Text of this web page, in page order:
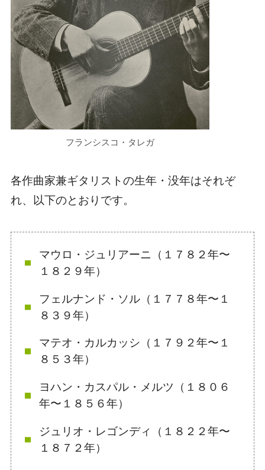
フランシスコ・タレガ
各作曲家兼ギタリストの生年・没年はそれぞ
れ、以下のとおりです。
マウロ・ジュリアーニ（１７８２年〜
１８２９年）
フェルナンド・ソル（１７７８年〜１
８３９年）
マテオ・カルカッシ（１７９２年〜１
８５３年）
ヨハン・カスパル・メルツ（１８０６
年〜１８５６年）
ジュリオ・レゴンディ（１８２２年〜
１８７２年）